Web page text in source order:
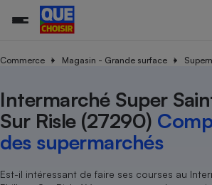
Commerce Magasin - Grande surface
Intermarché Super
Sur Risle (27290)
des supermarchés
Est-il intéressant de faire ses courses au
Achat
Senior
Train
Toutes les actualités
Enquêtes
Guides d'achat
Conseils
Tous les services
Tous nos combats
Nos actions
Nos grandes victoires
Les billets de la présidente
L’association
Nos missions
Notre méthodologie
Notre financement